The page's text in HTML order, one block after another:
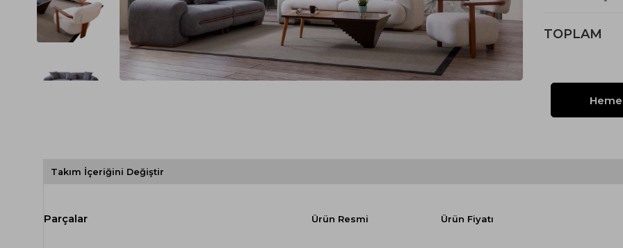
Spor Koltuk Takımı
Krem Koltuk Takımı
Gri Koltuk Takımı
Büro Koltuk Takımı
Gri TV Ünitesi
Beyaz TV Ünitesi
Siyah TV Ünitesi
Şömineli TV Ünitesi
Yataklı Koltuk
Köşe Koltuk
Modern Köşe Koltuk
Ekonomik Köşe Koltuk
TOPLAM
Takım İçeriğini Değiştir
Ürün Resmi Ürün Fiyatı